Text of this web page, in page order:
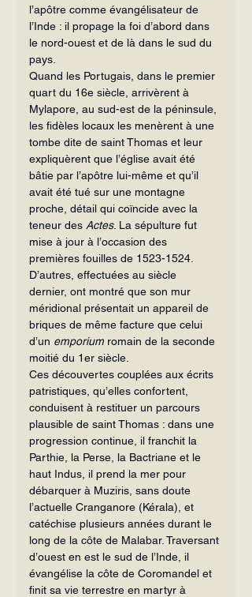
l’apôtre comme évangélisateur de
l’Inde : il propage la foi d’abord dans
le nord-ouest et de là dans le sud du
pays.
Quand les Portugais, dans le premier
quart du 16e siècle, arrivèrent à
Mylapore, au sud-est de la péninsule,
les fidèles locaux les menèrent à une
tombe dite de saint Thomas et leur
expliquèrent que l’église avait été
bâtie par l’apôtre lui-même et qu’il
avait été tué sur une montagne
proche, détail qui coïncide avec la
teneur des Actes. La sépulture fut
mise à jour à l’occasion des
premières fouilles de 1523-1524.
D’autres, effectuées au siècle
dernier, ont montré que son mur
méridional présentait un appareil de
briques de même facture que celui
d’un emporium romain de la seconde
moitié du 1er siècle.
Ces découvertes couplées aux écrits
patristiques, qu’elles confortent,
conduisent à restituer un parcours
plausible de saint Thomas : dans une
progression continue, il franchit la
Parthie, la Perse, la Bactriane et le
haut Indus, il prend la mer pour
débarquer à Muziris, sans doute
l’actuelle Cranganore (Kérala), et
catéchise plusieurs années durant le
long de la côte de Malabar. Traversant
d’ouest en est le sud de l’Inde, il
évangélise la côte de Coromandel et
finit sa vie terrestre en martyr à